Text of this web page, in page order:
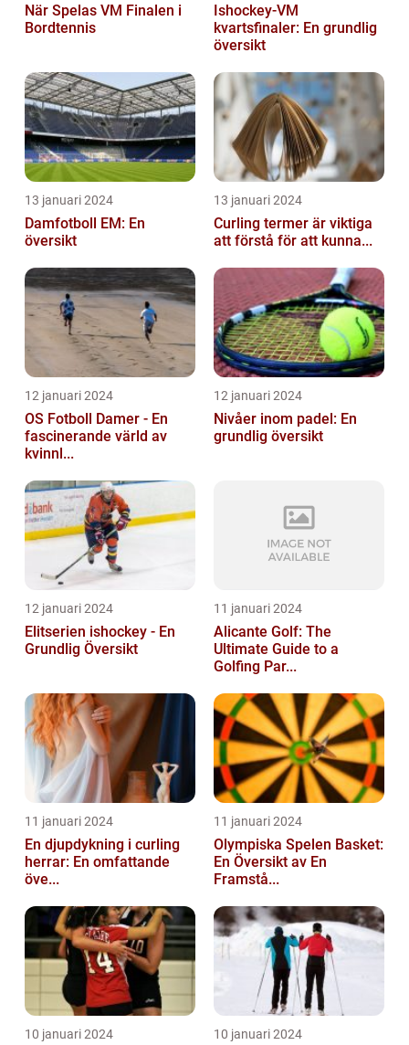
När Spelas VM Finalen i
Bordtennis
Ishockey-VM
kvartsfinaler: En grundlig
översikt
13 januari 2024
Damfotboll EM: En
översikt
13 januari 2024
Curling termer är viktiga
att förstå för att kunna...
12 januari 2024
OS Fotboll Damer - En
fascinerande värld av
kvinnl...
12 januari 2024
Nivåer inom padel: En
grundlig översikt
12 januari 2024
Elitserien ishockey - En
Grundlig Översikt
11 januari 2024
Alicante Golf: The
Ultimate Guide to a
Golfing Par...
11 januari 2024
En djupdykning i curling
herrar: En omfattande
öve...
11 januari 2024
Olympiska Spelen Basket:
En Översikt av En
Framstå...
10 januari 2024 10 januari 2024